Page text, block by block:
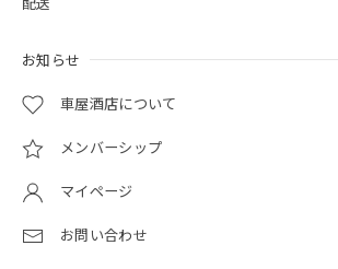
配送
お知らせ
車屋酒店について
メンバーシップ
マイページ
お問い合わせ